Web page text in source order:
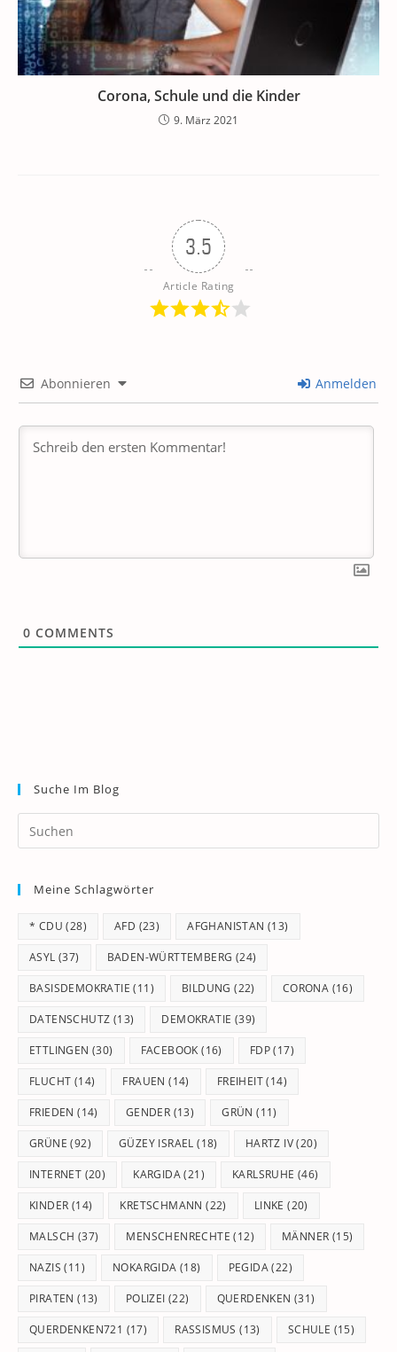
Corona, Schule und die Kinder
9. März 2021
3.5
Article Rating
Abonnieren Anmelden
0 COMMENTS
Suche Im Blog
Meine Schlagwörter
* CDU (28) AFD (23) AFGHANISTAN (13)
ASYL (37) BADEN-WÜRTTEMBERG (24)
BASISDEMOKRATIE (11) BILDUNG (22) CORONA (16)
DATENSCHUTZ (13) DEMOKRATIE (39)
ETTLINGEN (30) FACEBOOK (16) FDP(17)
FLUCHT (14) FRAUEN (14) FREIHEIT(14)
FRIEDEN (14) GENDER (13) GRÜN (11)
GRÜNE (92) GÜZEY ISRAEL (18) HARTZ IV(20)
INTERNET (20) KARGIDA(21) KARLSRUHE (46)
KINDER (14) KRETSCHMANN (22) LINKE (20)
MALSCH (37) MENSCHENRECHTE (12) MÄNNER (15)
NAZIS (11) NOKARGIDA (18) PEGIDA(22)
PIRATEN (13) POLIZEI (22) QUERDENKEN (31)
QUERDENKEN721 (17) RASSISMUS (13) SCHULE (15)